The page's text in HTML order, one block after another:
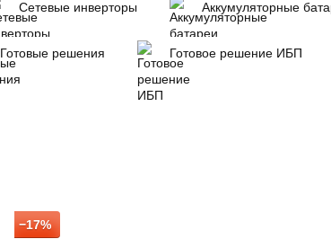
Сетевые инверторы Аккумуляторные
Готовые решения Готовое решение ИБП
−17%